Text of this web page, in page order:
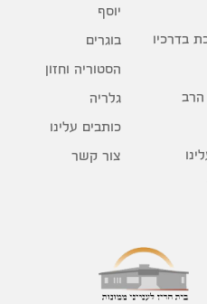
בדרכיו
יוסף
בוגרים
הסטוריה וחזון
גלריה
כותבים עלינו
צור קשר